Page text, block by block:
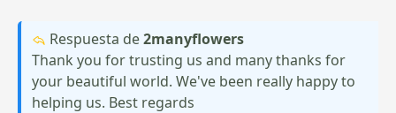
Respuesta de2manyflowers
Thank you for trusting us and many thanks for
your beautiful world. We've been really happy to
helping us. Best regards